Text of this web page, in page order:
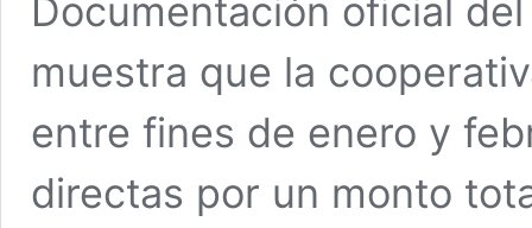
Documentación oficial
muestra que la
entre fines de enero y
directas por un monto